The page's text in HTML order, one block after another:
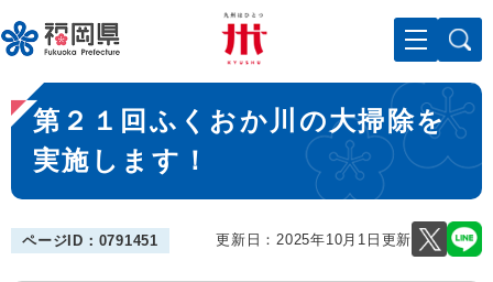
ー
ジ
先
頭
。
メニューを飛ばして本文へ
本
文
第２１回ふくおか川の大掃除を
実施します！
ページID：0791451 更新日：2025年10月1日更新